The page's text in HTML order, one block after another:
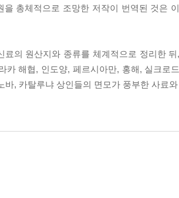
총체적으로 조망한 저작이 번역된 것은
의 원산지와 종류를 체계적으로 정리한 뒤
해협, 인도양, 페르시아만, 홍해, 실크로
, 카탈루냐 상인들의 면모가 풍부한 사료와